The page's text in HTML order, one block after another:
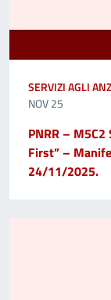
SERVIZI AGLI
NOV 25
PNRR –
First” –
24/11/2025.